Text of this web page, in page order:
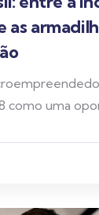
as
como uma